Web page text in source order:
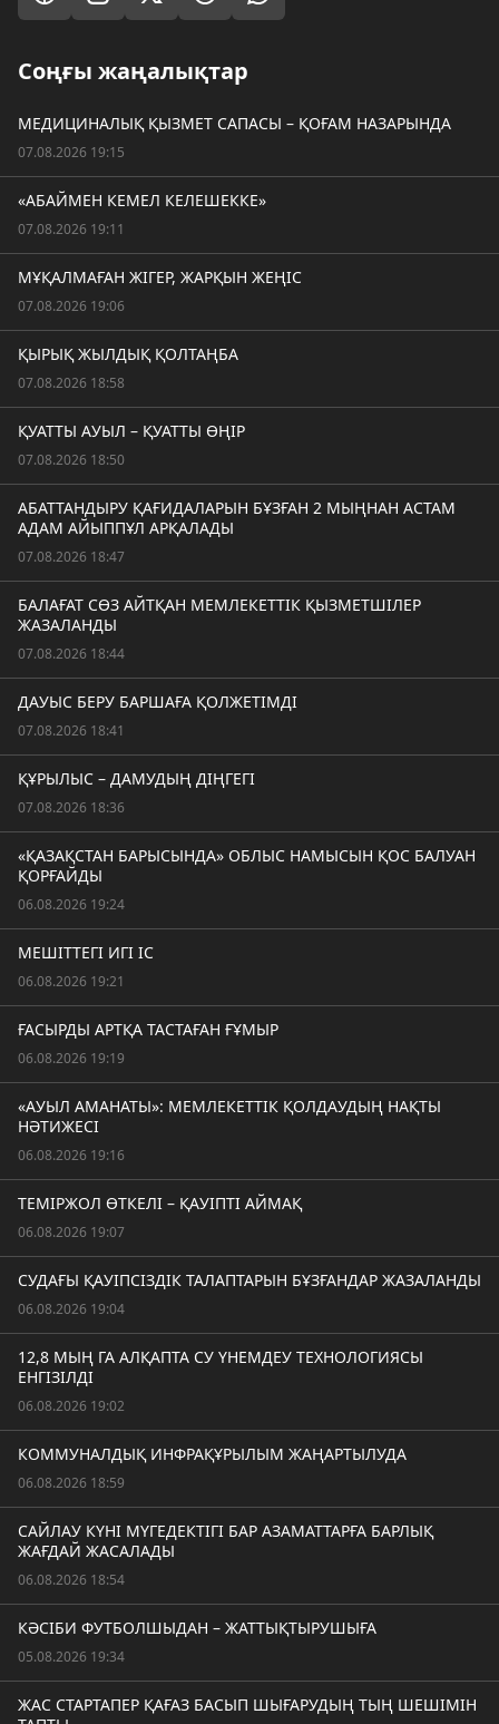
Соңғы жаңалықтар
МЕДИЦИНАЛЫҚ ҚЫЗМЕТ САПАСЫ – ҚОҒАМ НАЗАРЫНДА
07.08.2026 19:15
«АБАЙМЕН КЕМЕЛ КЕЛЕШЕККЕ»
07.08.2026 19:11
МҰҚАЛМАҒАН ЖІГЕР, ЖАРҚЫН ЖЕҢІС
07.08.2026 19:06
ҚЫРЫҚ ЖЫЛДЫҚ ҚОЛТАҢБА
07.08.2026 18:58
ҚУАТТЫ АУЫЛ – ҚУАТТЫ ӨҢІР
07.08.2026 18:50
АБАТТАНДЫРУ ҚАҒИДАЛАРЫН БҰЗҒАН 2 МЫҢНАН АСТАМ
АДАМ АЙЫППҰЛ АРҚАЛАДЫ
07.08.2026 18:47
БАЛАҒАТ СӨЗ АЙТҚАН МЕМЛЕКЕТТІК ҚЫЗМЕТШІЛЕР
ЖАЗАЛАНДЫ
07.08.2026 18:44
ДАУЫС БЕРУ БАРШАҒА ҚОЛЖЕТІМДІ
07.08.2026 18:41
ҚҰРЫЛЫС – ДАМУДЫҢ ДІҢГЕГІ
07.08.2026 18:36
«ҚАЗАҚСТАН БАРЫСЫНДА» ОБЛЫС НАМЫСЫН ҚОС БАЛУАН
ҚОРҒАЙДЫ
06.08.2026 19:24
МЕШІТТЕГІ ИГІ ІС
06.08.2026 19:21
ҒАСЫРДЫ АРТҚА ТАСТАҒАН ҒҰМЫР
06.08.2026 19:19
«АУЫЛ АМАНАТЫ»: МЕМЛЕКЕТТІК ҚОЛДАУДЫҢ НАҚТЫ
НӘТИЖЕСІ
06.08.2026 19:16
ТЕМІРЖОЛ ӨТКЕЛІ – ҚАУІПТІ АЙМАҚ
06.08.2026 19:07
СУДАҒЫ ҚАУІПСІЗДІК ТАЛАПТАРЫН БҰЗҒАНДАР ЖАЗАЛАНДЫ
06.08.2026 19:04
12,8 МЫҢ ГА АЛҚАПТА СУ ҮНЕМДЕУ ТЕХНОЛОГИЯСЫ
ЕНГІЗІЛДІ
06.08.2026 19:02
КОММУНАЛДЫҚ ИНФРАҚҰРЫЛЫМ ЖАҢАРТЫЛУДА
06.08.2026 18:59
САЙЛАУ КҮНІ МҮГЕДЕКТІГІ БАР АЗАМАТТАРҒА БАРЛЫҚ
ЖАҒДАЙ ЖАСАЛАДЫ
06.08.2026 18:54
КӘСІБИ ФУТБОЛШЫДАН – ЖАТТЫҚТЫРУШЫҒА
05.08.2026 19:34
ЖАС СТАРТАПЕР ҚАҒАЗ БАСЫП ШЫҒАРУДЫҢ ТЫҢ ШЕШІМІН